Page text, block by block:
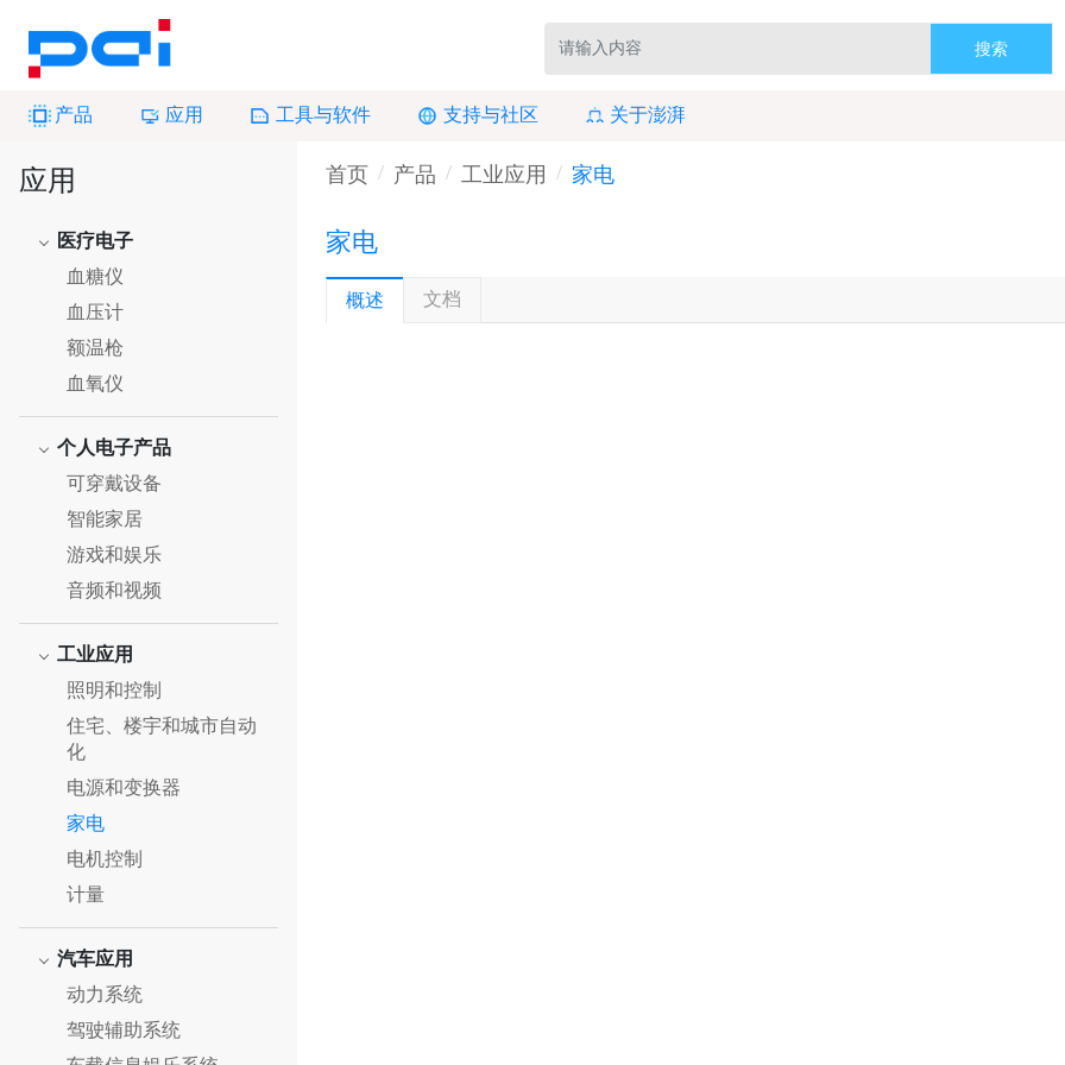
搜索
产品 应用 工具与软件 支持与社区 关于澎湃
应用
医疗电子
血糖仪
血压计
额温枪
血氧仪
个人电子产品
可穿戴设备
智能家居
游戏和娱乐
音频和视频
工业应用
照明和控制
住宅、楼宇和城市自动
化
电源和变换器
家电
电机控制
计量
汽车应用
动力系统
驾驶辅助系统
首页 产品 工业应用 家电
家电
概述 文档